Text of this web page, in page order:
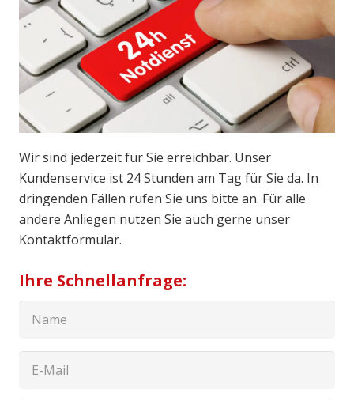
Wir sind jederzeit für Sie erreichbar. Unser
Kundenservice ist 24 Stunden am Tag für Sie da. In
dringenden Fällen rufen Sie uns bitte an. Für alle
andere Anliegen nutzen Sie auch gerne unser
Kontaktformular.
Ihre Schnellanfrage: